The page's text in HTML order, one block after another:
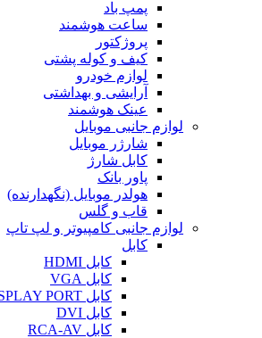
پمپ باد
ساعت هوشمند
پروژکتور
کیف و کوله پشتی
لوازم خودرو
آرایشی و بهداشتی
عینک هوشمند
لوازم جانبی موبایل
شارژر موبایل
کابل شارژ
پاور بانک
هولدر موبایل (نگهدارنده)
قاب و گلس
لوازم جانبی کامپیوتر و لپ تاپ
کابل
کابل HDMI
کابل VGA
کابل DISPLAY PORT
کابل DVI
کابل RCA-AV